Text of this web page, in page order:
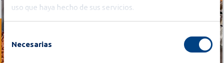
uso que haya hecho de sus servicios.
Selección
de
consentimiento
Necesarias